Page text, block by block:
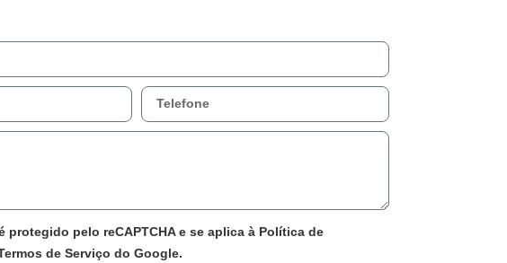
protegido pelo reCAPTCHA e se aplica à Política de
de Serviço do Google.